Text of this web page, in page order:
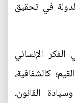
في تحقيق
الإنساني
كالشفافية،
القانون،